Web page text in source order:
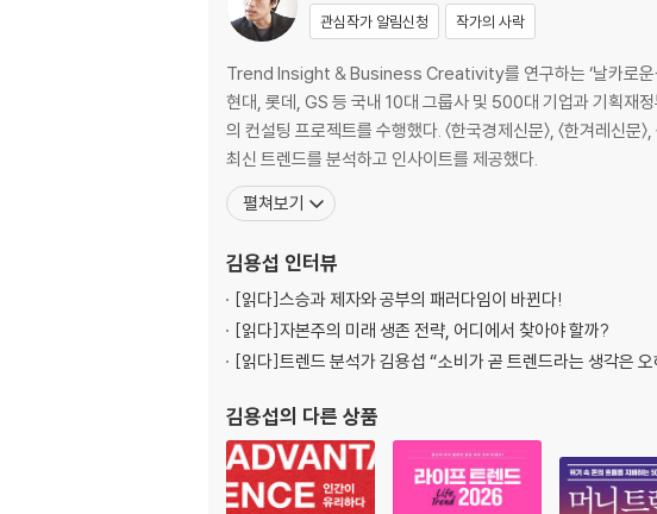
문제를 해결하는 방법은 지식이 아닌 경험에서 나온다
불만을 행동으로 옮기는 자, 그들을 주목하라
날카로운 눈에 공격적인 실행력을 더하라
세상 모든 것의 연결 고리를 찾아낸다
Cross-Sight : 교차하는 눈
연관 없어 보이는 것들의 연결 고리를 찾아낸다
언더아머의 경쟁 상대는 나이키가 아니라 애플이다
안목은 진짜 경쟁자를 골라낸다
오래되어 위기를 맞은 그들, 스스로 새로운 기회를 만들다
온라인 서점의 대명사 아마존이 오프라인에 진출하다
홈쇼핑 회사, 영화 정보 스타트업에 투자하다
골드만삭스는 월스트리트가 아닌 실리콘밸리에서 논다
당신의 머릿속에서 산업의 경계를 지워라
크로스사이트를 가진 인재가 필요하다
관심작가 알림신청 작가의 사락
Trend Insight & Business Creativity를 연구하는 ‘날카로운
현대, 롯데, GS 등 국내 10대 그룹사 및 500대 기업과 기획재
의 컨설팅 프로젝트를 수행했다. 〈한국경제신문〉, 〈한겨레신
최신 트렌드를 분석하고 인사이트를 제공했다.
펼쳐보기
김용섭 인터뷰
[읽다]스승과 제자와 공부의 패러다임이 바뀐다!
[읽다]자본주의 미래 생존 전략, 어디에서 찾아야 할까?
[읽다]트렌드 분석가 김용섭 “소비가 곧 트렌드라는 생각은 오
김용섭의 다른 상품